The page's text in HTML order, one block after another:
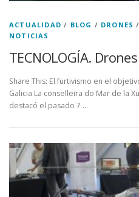
ACTUALIDAD / BLOG / DRONES /
NOTICIAS
TECNOLOGÍA.
Share This: El furtivismo en el
Galicia La conselleira do Mar de la
destacó el pasado 7 …